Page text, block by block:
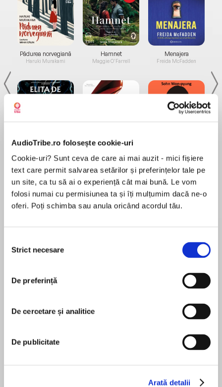
AudioTribe.ro folosește cookie-uri
Cookie-uri? Sunt ceva de care ai mai auzit - mici fișiere
text care permit salvarea setărilor și preferințelor tale pe
un site, ca tu să ai o experiență cât mai bună. Le vom
folosi numai cu permisiunea ta și îți mulțumim dacă ne-o
oferi. Poți schimba sau anula oricând acordul tău.
consimțământului
Strict necesare
De preferință
De cercetare și analitice
De publicitate
Arată detalii
Pădurea norvegiană
Haruki Murakami
Elita de Argint (Elita
Hamnet
Maggie O'Farrell
Diavolul se îmbracă de
Menajera
Freida McFadden
Desprecarte
Curlews are Britain’s largest wading bird, known
for their evocative calls which embody wild
places; they provoke a range of emotions that
A bird stands alone on the edge of a mudflat. Its
silhouette is unmistakable. A plump body sits
atop stilty legs. The long neck arcs into a small
are alluring. They touch some ancestral liking
MAI MULT
pentru această carte